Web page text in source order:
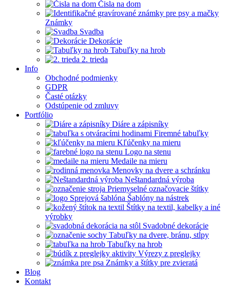
Čisla na dom
Známky
Svadba
Dekorácie
Tabuľky na hrob
2. trieda
Info
Obchodné podmienky
GDPR
Časté otázky
Odstúpenie od zmluvy
Portfólio
Diáre a zápisníky
Firemné tabuľky
Kľúčenky na mieru
Logo na stenu
Medaile na mieru
Menovky na dvere a schránku
Neštandardná výroba
Priemyselné označovacie štítky
Šablóny na nástrek
Štítky na textil, kabelky a iné
výrobky
Svadobné dekorácie
Tabuľky na dvere, bránu, stĺpy
Tabuľky na hrob
Výrezy z preglejky
Známky a štítky pre zvieratá
Blog
Kontakt